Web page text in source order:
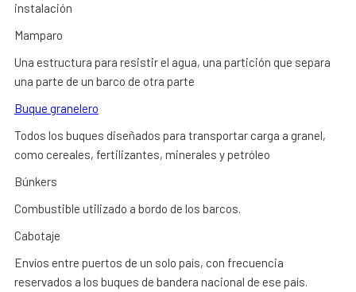
instalación
Mamparo
Una estructura para resistir el agua, una partición que separa
una parte de un barco de otra parte
Buque granelero
Todos los buques diseñados para transportar carga a granel,
como cereales, fertilizantes, minerales y petróleo
Búnkers
Combustible utilizado a bordo de los barcos.
Cabotaje
Envíos entre puertos de un solo país, con frecuencia
reservados a los buques de bandera nacional de ese país.